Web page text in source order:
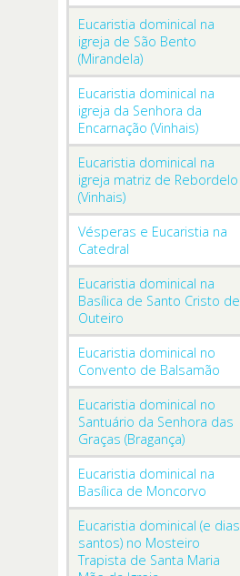
Eucaristia dominical na
igreja de São Bento
(Mirandela)
Eucaristia dominical na
igreja da Senhora da
Encarnação (Vinhais)
Eucaristia dominical na
igreja matriz de Rebordelo
(Vinhais)
Vésperas e Eucaristia na
Catedral
Eucaristia dominical na
Basílica de Santo Cristo de
Outeiro
Eucaristia dominical no
Convento de Balsamão
Eucaristia dominical no
Santuário da Senhora das
Graças (Bragança)
Eucaristia dominical na
Basílica de Moncorvo
Eucaristia dominical (e dias
santos) no Mosteiro
Trapista de Santa Maria